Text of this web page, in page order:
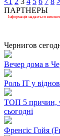
ПАРТНЕРЫ
Інформація надається
Чернигов
Вечер дома в
Роль ІТ у
ТОП 5 причин,
сьогодні
Френсіс Гойя